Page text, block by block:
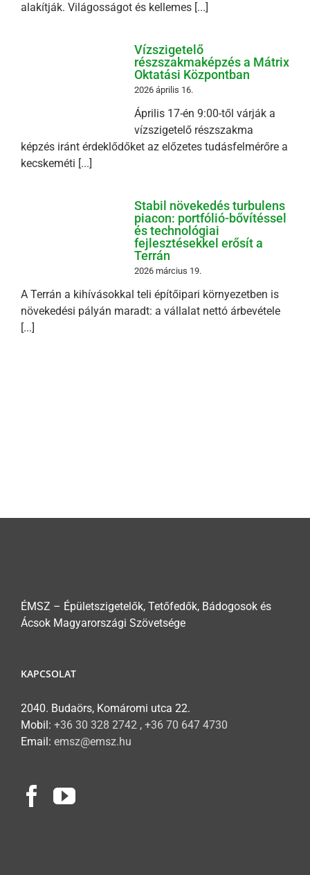
alakítják. Világosságot és kellemes [...]
Vízszigetelő
részszakmaképzés a Mátrix
Oktatási Központban
2026 április 16.
Április 17-én 9:00-től várják a
vízszigetelő részszakma
képzés iránt érdeklődőket az előzetes tudásfelmérőre a
kecskeméti [...]
Stabil növekedés turbulens
piacon: portfólió-bővítéssel
és technológiai
fejlesztésekkel erősít a
Terrán
2026 március 19.
A Terrán a kihívásokkal teli építőipari környezetben is
növekedési pályán maradt: a vállalat nettó árbevétele
[...]
ÉMSZ – Épületszigetelők, Tetőfedők, Bádogosok és
Ácsok Magyarországi Szövetsége
KAPCSOLAT
2040. Budaörs, Komáromi utca 22.
Mobil: +36 30 328 2742 , +36 70 647 4730
Email: emsz@emsz.hu